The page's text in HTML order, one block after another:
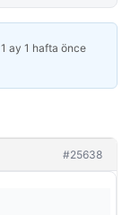
1 ay 1 hafta önce
#25638